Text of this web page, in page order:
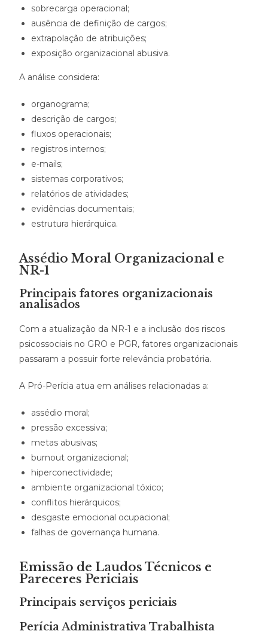
sobrecarga operacional;
ausência de definição de cargos;
extrapolação de atribuições;
exposição organizacional abusiva.
A análise considera:
organograma;
descrição de cargos;
fluxos operacionais;
registros internos;
e-mails;
sistemas corporativos;
relatórios de atividades;
evidências documentais;
estrutura hierárquica.
Assédio Moral Organizacional e
NR-1
Principais fatores organizacionais
analisados
Com a atualização da NR-1 e a inclusão dos riscos
psicossociais no GRO e PGR, fatores organizacionais
passaram a possuir forte relevância probatória.
A Pró-Perícia atua em análises relacionadas a:
assédio moral;
pressão excessiva;
metas abusivas;
burnout organizacional;
hiperconectividade;
ambiente organizacional tóxico;
conflitos hierárquicos;
desgaste emocional ocupacional;
falhas de governança humana.
Emissão de Laudos Técnicos e
Pareceres Periciais
Principais serviços periciais
Perícia Administrativa Trabalhista